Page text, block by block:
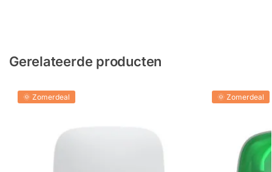
Gerelateerde producten
🌞 Zomerdeal 🌞 Zomerdeal